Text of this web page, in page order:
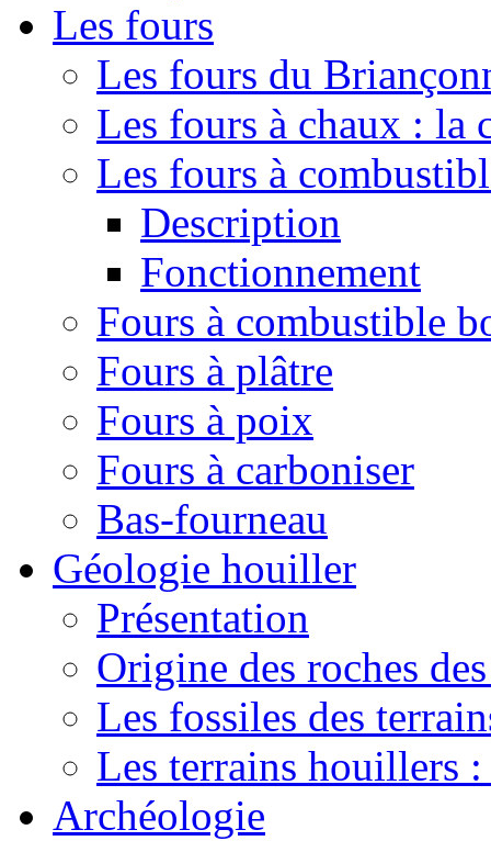
Les fours
Les fours du
Les fours à chaux : la
Les fours à
Description
Fonctionnement
Fours à combustible
Fours à plâtre
Fours à poix
Fours à carboniser
Bas-fourneau
Géologie houiller
Présentation
Origine des roches
Les fossiles des
Les terrains houillers
Archéologie